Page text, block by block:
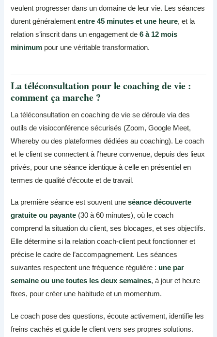
veulent progresser dans un domaine de leur vie. Les séances
durent généralemententre 45 minutes et une heure, et la
relation s’inscrit dans un engagement de6 à 12 mois
minimum pour une véritable transformation.
La téléconsultation pour le coaching de vie :
comment ça marche ?
La téléconsultation en coaching de vie se déroule via des
outils de visioconférence sécurisés (Zoom, Google Meet,
Whereby ou des plateformes dédiées au coaching). Le coach
et le client se connectent à l’heure convenue, depuis des lieux
privés, pour une séance identique à celle en présentiel en
termes de qualité d’écoute et de travail.
La première séance est souvent uneséance découverte
gratuite ou payante (30 à 60 minutes), où le coach
comprend la situation du client, ses blocages, et ses objectifs.
Elle détermine si la relation coach-client peut fonctionner et
précise le cadre de l’accompagnement. Les séances
suivantes respectent une fréquence régulière : une par
semaine ou une toutes les deux semaines, à jour et heure
fixes, pour créer une habitude et un momentum.
Le coach pose des questions, écoute activement, identifie les
freins cachés et guide le client vers ses propres solutions.